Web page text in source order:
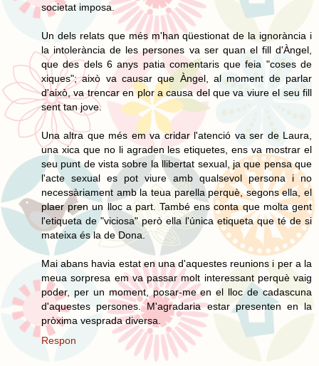
societat imposa.
Un dels relats que més m'han qüestionat de la ignorància i
la intolerància de les persones va ser quan el fill d'Àngel,
que des dels 6 anys patia comentaris que feia "coses de
xiques"; això va causar que Àngel, al moment de parlar
d'això, va trencar en plor a causa del que va viure el seu fill
sent tan jove.
Una altra que més em va cridar l'atenció va ser de Laura,
una xica que no li agraden les etiquetes, ens va mostrar el
seu punt de vista sobre la llibertat sexual, ja que pensa que
l'acte sexual es pot viure amb qualsevol persona i no
necessàriament amb la teua parella perquè, segons ella, el
plaer pren un lloc a part. També ens conta que molta gent
l'etiqueta de "viciosa" però ella l'única etiqueta que té de si
mateixa és la de Dona.
Mai abans havia estat en una d'aquestes reunions i per a la
meua sorpresa em va passar molt interessant perquè vaig
poder, per un moment, posar-me en el lloc de cadascuna
d'aquestes persones. M'agradaria estar presenten en la
pròxima vesprada diversa.
Respon